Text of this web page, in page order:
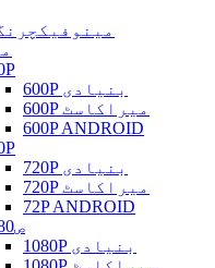
600P بنیادی
600P میراکاسٹ
600P ANDROID
720P بنیادی
720P میراکاسٹ
72P ANDROID
1080ص
1080P بنیادی